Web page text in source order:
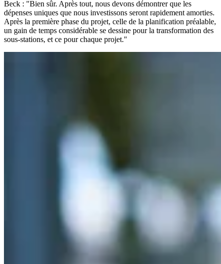
Beck : "Bien sûr. Après tout, nous devons démontrer que les
dépenses uniques que nous investissons seront rapidement amorties.
Après la première phase du projet, celle de la planification préalable,
un gain de temps considérable se dessine pour la transformation des
sous-stations, et ce pour chaque projet."